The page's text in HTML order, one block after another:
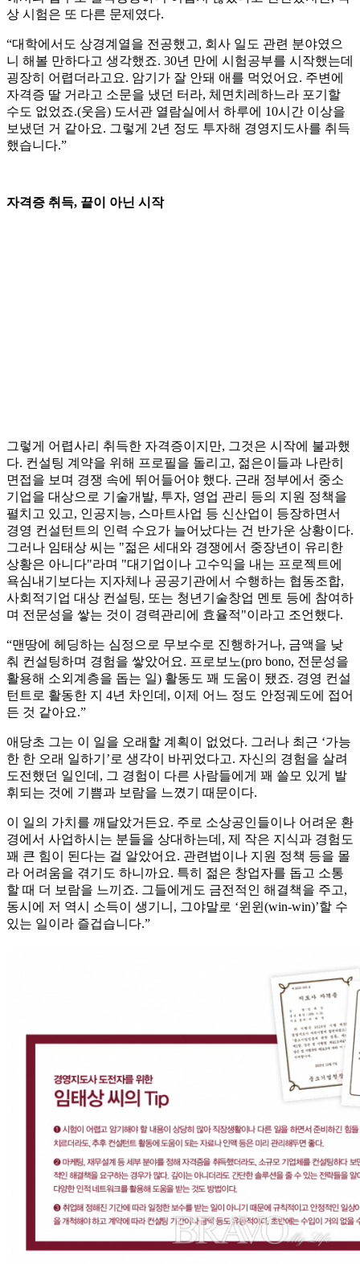
상 시험은 또 다른 문제였다.
“대학에서도 상경계열을 전공했고, 회사 일도 관련 분야였으
니 해볼 만하다고 생각했죠. 30년 만에 시험공부를 시작했는데
굉장히 어렵더라고요. 암기가 잘 안돼 애를 먹었어요. 주변에
자격증 딸 거라고 소문을 냈던 터라, 체면치레하느라 포기할
수도 없었죠.(웃음) 도서관 열람실에서 하루에 10시간 이상을
보냈던 거 같아요. 그렇게 2년 정도 투자해 경영지도사를 취득
했습니다.”
자격증 취득, 끝이 아닌 시작
그렇게 어렵사리 취득한 자격증이지만, 그것은 시작에 불과했
다. 컨설팅 계약을 위해 프로필을 돌리고, 젊은이들과 나란히
면접을 보며 경쟁 속에 뛰어들어야 했다. 근래 정부에서 중소
기업을 대상으로 기술개발, 투자, 영업 관리 등의 지원 정책을
펼치고 있고, 인공지능, 스마트사업 등 신산업이 등장하면서
경영 컨설턴트의 인력 수요가 늘어났다는 건 반가운 상황이다.
그러나 임태상 씨는 "젊은 세대와 경쟁에서 중장년이 유리한
상황은 아니다"라며 "대기업이나 고수익을 내는 프로젝트에
욕심내기보다는 지자체나 공공기관에서 수행하는 협동조합,
사회적기업 대상 컨설팅, 또는 청년기술창업 멘토 등에 참여하
며 전문성을 쌓는 것이 경력관리에 효율적"이라고 조언했다.
“맨땅에 헤딩하는 심정으로 무보수로 진행하거나, 금액을 낮
춰 컨설팅하며 경험을 쌓았어요. 프로보노(pro bono, 전문성을
활용해 소외계층을 돕는 일) 활동도 꽤 도움이 됐죠. 경영 컨설
턴트로 활동한 지 4년 차인데, 이제 어느 정도 안정궤도에 접어
든 것 같아요.”
애당초 그는 이 일을 오래할 계획이 없었다. 그러나 최근 ‘가능
한 한 오래 일하기’로 생각이 바뀌었다고. 자신의 경험을 살려
도전했던 일인데, 그 경험이 다른 사람들에게 꽤 쓸모 있게 발
휘되는 것에 기쁨과 보람을 느꼈기 때문이다.
이 일의 가치를 깨달았거든요. 주로 소상공인들이나 어려운 환
경에서 사업하시는 분들을 상대하는데, 제 작은 지식과 경험도
꽤 큰 힘이 된다는 걸 알았어요. 관련법이나 지원 정책 등을 몰
라 어려움을 겪기도 하니까요. 특히 젊은 창업자를 돕고 소통
할 때 더 보람을 느끼죠. 그들에게도 금전적인 해결책을 주고,
동시에 저 역시 소득이 생기니, 그야말로 ‘윈윈(win-win)’할 수
있는 일이라 즐겁습니다.”